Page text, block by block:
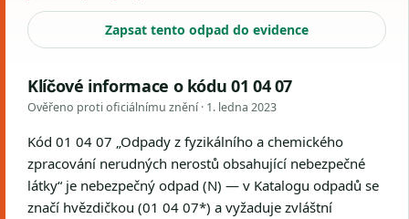
Zapsat tento odpad do evidence
Klíčové informace o kódu 01 04 07
Ověřeno proti oficiálnímu znění · 1. ledna 2023
Kód 01 04 07 „Odpady z fyzikálního a chemického
zpracování nerudných nerostů obsahující nebezpečné
látky“ je nebezpečný odpad (N) — v Katalogu odpadů se
značí hvězdičkou (01 04 07*) a vyžaduje zvláštní